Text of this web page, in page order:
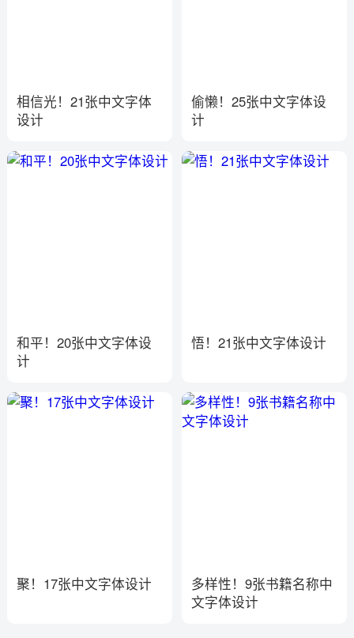
相信光！21张中文字体
设计
偷懒！25张中文字体设
计
和平！20张中文字体设
计
悟！21张中文字体设计
聚！17张中文字体设计
多样性！9张书籍名称中
文字体设计